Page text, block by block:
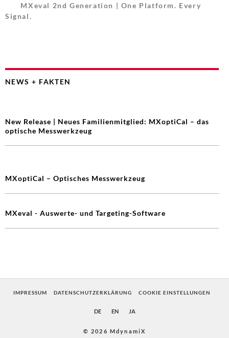
MXeval 2nd Generation | One Platform. Every
Signal.
NEWS + FAKTEN
New Release | Neues Familienmitglied: MXoptiCal – das
optische Messwerkzeug
MXoptiCal – Optisches Messwerkzeug
MXeval - Auswerte- und Targeting-Software
IMPRESSUM DATENSCHUTZERKLÄRUNG COOKIE EINSTELLUNGEN
DE EN JA
© 2026 MdynamiX